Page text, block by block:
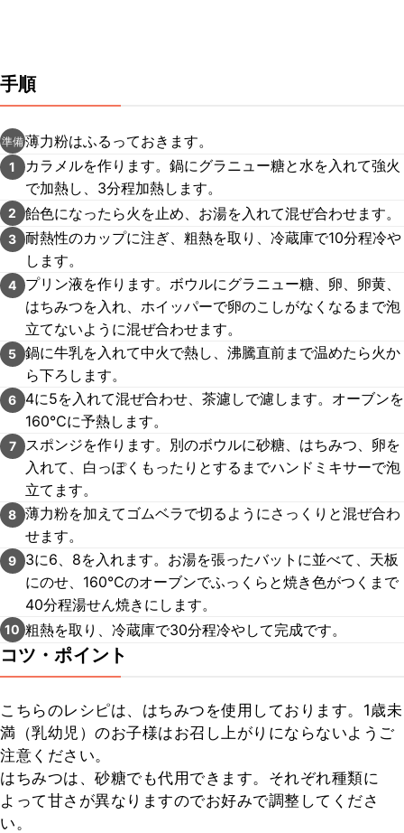
手順
準備薄力粉はふるっておきます。
1
カラメルを作ります。鍋にグラニュー糖と水を入れて強火
で加熱し、3分程加熱します。
2 飴色になったら火を止め、お湯を入れて混ぜ合わせます。
3 耐熱性のカップに注ぎ、粗熱を取り、冷蔵庫で10分程冷や
します。
4
プリン液を作ります。ボウルにグラニュー糖、卵、卵黄、
はちみつを入れ、ホイッパーで卵のこしがなくなるまで泡
立てないように混ぜ合わせます。
5 鍋に牛乳を入れて中火で熱し、沸騰直前まで温めたら火か
ら下ろします。
6
4に5を入れて混ぜ合わせ、茶濾しで濾します。オーブンを
160℃に予熱します。
7
スポンジを作ります。別のボウルに砂糖、はちみつ、卵を
入れて、白っぽくもったりとするまでハンドミキサーで泡
立てます。
8 薄力粉を加えてゴムベラで切るようにさっくりと混ぜ合わ
せます。
9
3に6、8を入れます。お湯を張ったバットに並べて、天板
にのせ、160℃のオーブンでふっくらと焼き色がつくまで
40分程湯せん焼きにします。
10 粗熱を取り、冷蔵庫で30分程冷やして完成です。
コツ・ポイント
こちらのレシピは、はちみつを使用しております。1歳未
満（乳幼児）のお子様はお召し上がりにならないようご
注意ください。
はちみつは、砂糖でも代用できます。それぞれ種類に
よって甘さが異なりますのでお好みで調整してくださ
い。